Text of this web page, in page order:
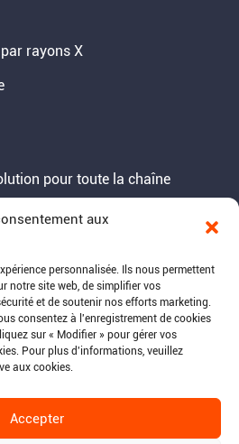
rayons X
pour toute la chaîne
-
aux
personnalisée. Ils nous permettent
notre site web, de simplifier vos
et de soutenir nos efforts marketing.
consentez à l'enregistrement de cookies
sur « Modifier » pour gérer vos
Pour plus d'informations, veuillez
aux cookies.
Accepter